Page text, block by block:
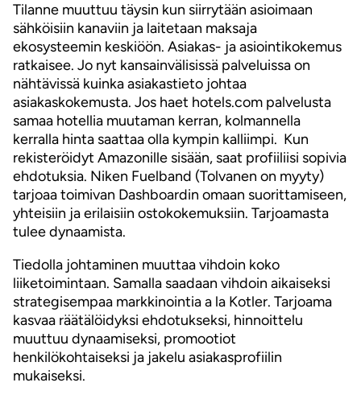
Tilanne muuttuu täysin kun siirrytään asioimaan
sähköisiin kanaviin ja laitetaan maksaja
ekosysteemin keskiöön. Asiakas- ja asiointikokemus
ratkaisee. Jo nyt kansainvälisissä palveluissa on
nähtävissä kuinka asiakastieto johtaa
asiakaskokemusta. Jos haet hotels.com palvelusta
samaa hotellia muutaman kerran, kolmannella
kerralla hinta saattaa olla kympin kalliimpi. Kun
rekisteröidyt Amazonille sisään, saat profiiliisi sopivia
ehdotuksia. Niken Fuelband (Tolvanen on myyty)
tarjoaa toimivan Dashboardin omaan suorittamiseen,
yhteisiin ja erilaisiin ostokokemuksiin. Tarjoamasta
tulee dynaamista.
Tiedolla johtaminen muuttaa vihdoin koko
liiketoimintaan. Samalla saadaan vihdoin aikaiseksi
strategisempaa markkinointia a la Kotler. Tarjoama
kasvaa räätälöidyksi ehdotukseksi, hinnoittelu
muuttuu dynaamiseksi, promootiot
henkilökohtaiseksi ja jakelu asiakasprofiilin
mukaiseksi.